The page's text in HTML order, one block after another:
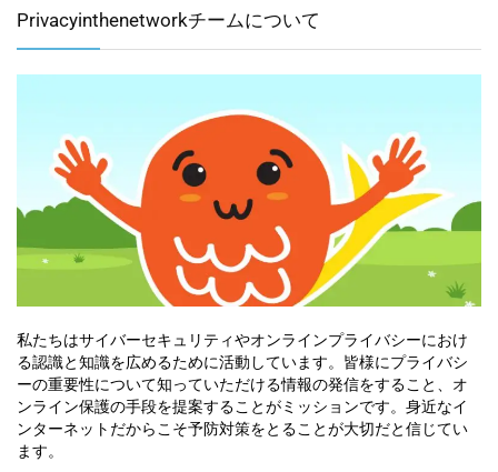
Privacyinthenetworkチームについて
私たちはサイバーセキュリティやオンラインプライバシーにおけ
る認識と知識を広めるために活動しています。皆様にプライバシ
ーの重要性について知っていただける情報の発信をすること、オ
ンライン保護の手段を提案することがミッションです。身近なイ
ンターネットだからこそ予防対策をとることが大切だと信じてい
ます。